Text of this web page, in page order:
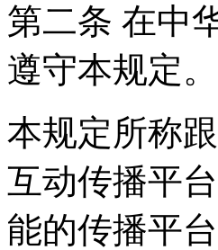
第二条 在中
遵守本规定。
本规定所称
互动传播平
能的传播平